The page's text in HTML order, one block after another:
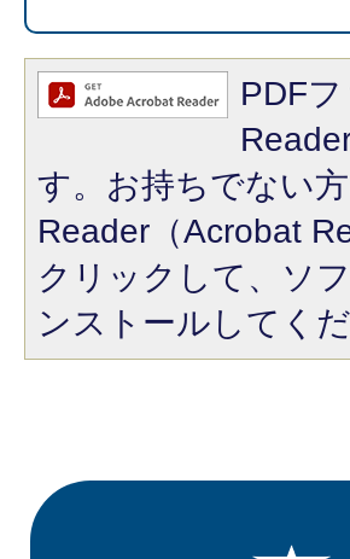
PDF
す。お持ちでない
Reader（Acrobat
クリックして、ソ
ンストールしてくだ